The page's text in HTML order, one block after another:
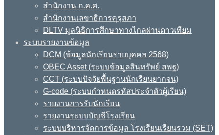
สำนักงาน ก.ค.ศ.
สำนักงานเลขาธิการคุรุสภา
DLTV มูลนิธิการศึกษาทางไกลผ่านดาวเทียม
ระบบรายงานข้อมูล
DCM (ข้อมูลนักเรียนรายบุคคล 2568)
OBEC Asset (ระบบข้อมูลสินทรัพย์ สพฐ)
CCT (ระบบปัจจัยพื้นฐานนักเรียนยากจน)
G-code (ระบบกำหนดรหัสประจำตัวผู้เรียน)
รายงานการรับนักเรียน
รายงานระบบบัญชีโรงเรียน
ระบบบริหารจัดการข้อมูล โรงเรียนเรียนรวม (SET)